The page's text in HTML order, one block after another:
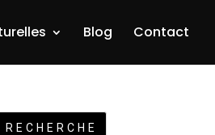
Blog Contact
RECHERCHE